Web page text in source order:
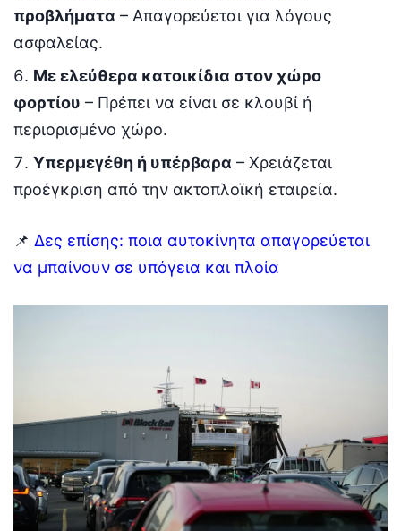
προβλήματα – Απαγορεύεται για λόγους
ασφαλείας.
Με ελεύθερα κατοικίδια στον χώρο
φορτίου – Πρέπει να είναι σε κλουβί ή
περιορισμένο χώρο.
Υπερμεγέθη ή υπέρβαρα – Χρειάζεται
προέγκριση από την ακτοπλοϊκή εταιρεία.
📌 Δες επίσης: ποια αυτοκίνητα απαγορεύεται
να μπαίνουν σε υπόγεια και πλοία